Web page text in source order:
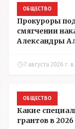
ОБЩЕСТВО
Прокуроры
смягчении
Александры
7 августа 2026 г. в
ОБЩЕСТВО
Какие
грантов в 2026